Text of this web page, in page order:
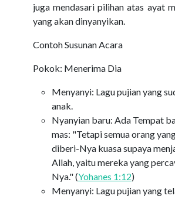
juga mendasari pilihan atas ayat
yang akan dinyanyikan.
Contoh Susunan Acara
Pokok: Menerima Dia
Menyanyi: Lagu pujian yang
anak.
Nyanyian baru: Ada Tempat
mas: "Tetapi semua orang
diberi-Nya kuasa supaya
Allah, yaitu mereka yang
Nya." (Yohanes 1:12)
Menyanyi: Lagu pujian yang